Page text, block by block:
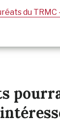
du TRMC